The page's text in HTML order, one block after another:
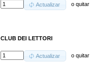
Actualizar oquitar
CLUB DEI LETTORI
Actualizar oquitar